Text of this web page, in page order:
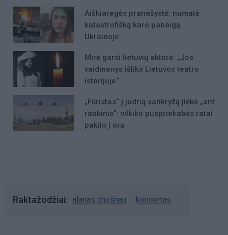
Aiškiaregės pranašystė: numatė
katastrofišką karo pabaigą
Ukrainoje
Mirė garsi lietuvių aktorė: „Jos
vaidmenys išliks Lietuvos teatro
istorijoje“
„Fūristas“ į judrią sankryžą įlėkė „ant
rankinio“: vilkiko puspriekabės ratai
pakilo į orą
Raktažodžiai alanas chošnau koncertas